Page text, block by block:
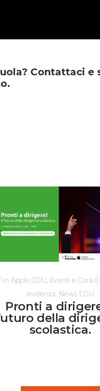
Contattaci e
in Apple EDU, Eventi e Corsi
evidenza, News EDU
Pronti a
della
scolastica.